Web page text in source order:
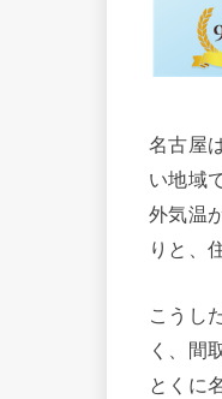
名古屋
い地域
外気温
りと、
こうし
く、間
とくに